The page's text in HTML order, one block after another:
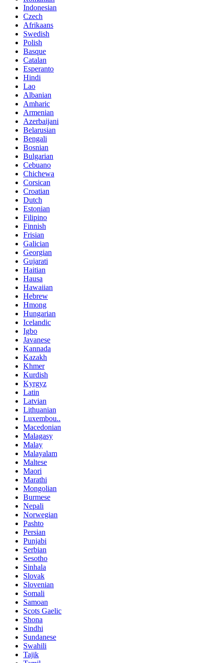
Indonesian
Czech
Afrikaans
Swedish
Polish
Basque
Catalan
Esperanto
Hindi
Lao
Albanian
Amharic
Armenian
Azerbaijani
Belarusian
Bengali
Bosnian
Bulgarian
Cebuano
Chichewa
Corsican
Croatian
Dutch
Estonian
Filipino
Finnish
Frisian
Galician
Georgian
Gujarati
Haitian
Hausa
Hawaiian
Hebrew
Hmong
Hungarian
Icelandic
Igbo
Javanese
Kannada
Kazakh
Khmer
Kurdish
Kyrgyz
Latin
Latvian
Lithuanian
Luxembou..
Macedonian
Malagasy
Malay
Malayalam
Maltese
Maori
Marathi
Mongolian
Burmese
Nepali
Norwegian
Pashto
Persian
Punjabi
Serbian
Sesotho
Sinhala
Slovak
Slovenian
Somali
Samoan
Scots Gaelic
Shona
Sindhi
Sundanese
Swahili
Tajik